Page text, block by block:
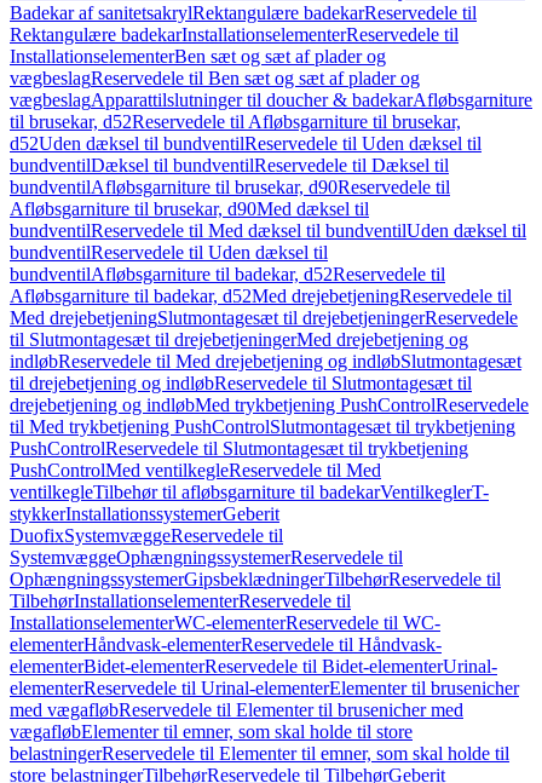
Badekar af sanitetsakrylRektangulære badekarReservedele til
Rektangulære badekarInstallationselementerReservedele til
InstallationselementerBen sæt og sæt af plader og
vægbeslagReservedele til Ben sæt og sæt af plader og
vægbeslagApparattilslutninger til doucher & badekarAfløbsgarniture
til brusekar, d52Reservedele til Afløbsgarniture til brusekar,
d52Uden dæksel til bundventilReservedele til Uden dæksel til
bundventilDæksel til bundventilReservedele til Dæksel til
bundventilAfløbsgarniture til brusekar, d90Reservedele til
Afløbsgarniture til brusekar, d90Med dæksel til
bundventilReservedele til Med dæksel til bundventilUden dæksel til
bundventilReservedele til Uden dæksel til
bundventilAfløbsgarniture til badekar, d52Reservedele til
Afløbsgarniture til badekar, d52Med drejebetjeningReservedele til
Med drejebetjeningSlutmontagesæt til drejebetjeningerReservedele
til Slutmontagesæt til drejebetjeningerMed drejebetjening og
indløbReservedele til Med drejebetjening og indløbSlutmontagesæt
til drejebetjening og indløbReservedele til Slutmontagesæt til
drejebetjening og indløbMed trykbetjening PushControlReservedele
til Med trykbetjening PushControlSlutmontagesæt til trykbetjening
PushControlReservedele til Slutmontagesæt til trykbetjening
PushControlMed ventilkegleReservedele til Med
ventilkegleTilbehør til afløbsgarniture til badekarVentilkeglerT-
stykkerInstallationssystemerGeberit
DuofixSystemvæggeReservedele til
SystemvæggeOphængningssystemerReservedele til
OphængningssystemerGipsbeklædningerTilbehørReservedele til
TilbehørInstallationselementerReservedele til
InstallationselementerWC-elementerReservedele til WC-
elementerHåndvask-elementerReservedele til Håndvask-
elementerBidet-elementerReservedele til Bidet-elementerUrinal-
elementerReservedele til Urinal-elementerElementer til brusenicher
med vægafløbReservedele til Elementer til brusenicher med
vægafløbElementer til emner, som skal holde til store
belastningerReservedele til Elementer til emner, som skal holde til
store belastningerTilbehørReservedele til TilbehørGeberit